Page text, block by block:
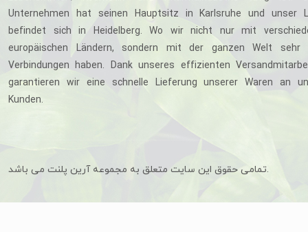
Unternehmen hat seinen Hauptsitz in Karlsruhe und unser
befindet sich in Heidelberg. Wo wir nicht nur mit
europäischen Ländern, sondern mit der ganzen Welt sehr
Verbindungen haben. Dank unseres effizienten
garantieren wir eine schnelle Lieferung unserer Waren an
Kunden.
تمامی حقوق این سایت متعلق به مجموعه آرین پلنت می باشد.